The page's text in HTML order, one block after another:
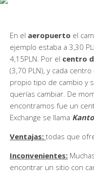
En el aeropuerto el
ejemplo estaba a 3,30
4,15PLN. Por el centro
(3,70 PLN), y cada
propio tipo de cambio y
querías cambiar. De
encontramos fue un
Exchange se llama
Ventajas: todas que
Inconvenientes:
encontrar un sitio con